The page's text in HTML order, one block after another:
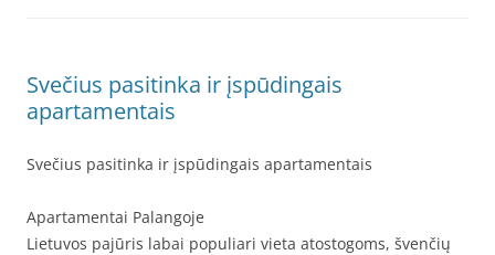
Svečius pasitinka ir įspūdingais
apartamentais
Svečius pasitinka ir įspūdingais apartamentais
Apartamentai Palangoje
Lietuvos pajūris labai populiari vieta atostogoms, švenčių